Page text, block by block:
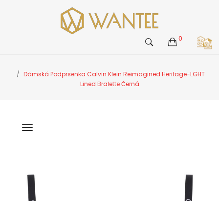
0
Dámská Podprsenka Calvin Klein Reimagined Heritage-LGHT
Lined Bralette Černá